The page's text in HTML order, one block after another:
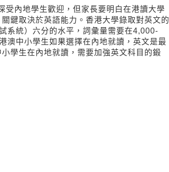
受內地學生歡迎，但家長要明白在港讀大學
鍵取決於英語能力。香港大學錄取對英文的
系統）六分的水平，詞彙量需要在4,000-
澳中小學生如果選擇在內地就讀，英文是最
學生在內地就讀，需要加強英文科目的鍛